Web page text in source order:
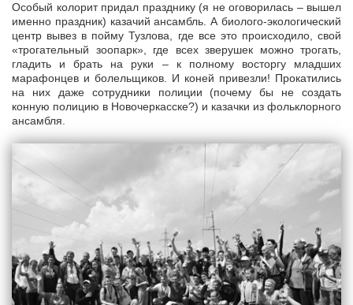
Особый колорит придал празднику (я не оговорилась – вышел
именно праздник) казачий ансамбль. А биолого-экологический
центр вывез в пойму Тузлова, где все это происходило, свой
«трогательный зоопарк», где всех зверушек можно трогать,
гладить и брать на руки – к полному восторгу младших
марафонцев и болельщиков. И коней привезли! Прокатились
на них даже сотрудники полиции (почему бы не создать
конную полицию в Новочеркасске?) и казачки из фольклорного
ансамбля.